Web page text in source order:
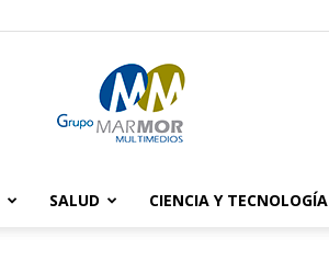
SALUD CIENCIA Y TECNOLOGÍA